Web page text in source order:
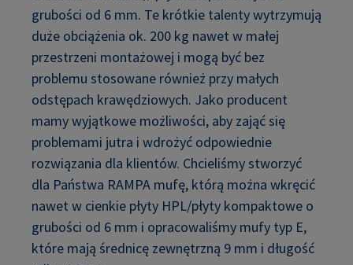
grubości od 6 mm. Te krótkie talenty wytrzymują
duże obciążenia ok. 200 kg nawet w małej
przestrzeni montażowej i mogą być bez
problemu stosowane również przy małych
odstępach krawędziowych. Jako producent
mamy wyjątkowe możliwości, aby zająć się
problemami jutra i wdrożyć odpowiednie
rozwiązania dla klientów. Chcieliśmy stworzyć
dla Państwa RAMPA mufę, którą można wkręcić
nawet w cienkie płyty HPL/płyty kompaktowe o
grubości od 6 mm i opracowaliśmy mufy typ E,
które mają średnicę zewnętrzną 9 mm i długość